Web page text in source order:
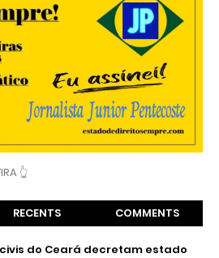
👆
RECENTS COMMENTS
do Ceará decretam estado